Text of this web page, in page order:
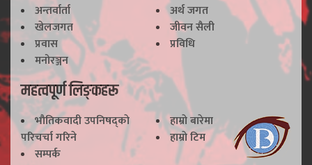
अन्तर्वार्ता
अर्थ जगत
खेलजगत
जीवन सैली
प्रवास
प्रविधि
मनोरञ्जन
महत्वपूर्ण लिङ्कहरू
भाैतिकवादी उपनिषद्काे
परिचर्चा गरिने
हाम्राे बारेमा
हाम्राे टिम
सम्पर्क